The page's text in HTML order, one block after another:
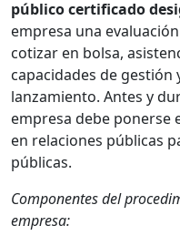
público certificado
empresa una
cotizar en bolsa,
capacidades de
lanzamiento. Antes y
empresa debe ponerse
en relaciones públicas
públicas.
Componentes del
empresa: